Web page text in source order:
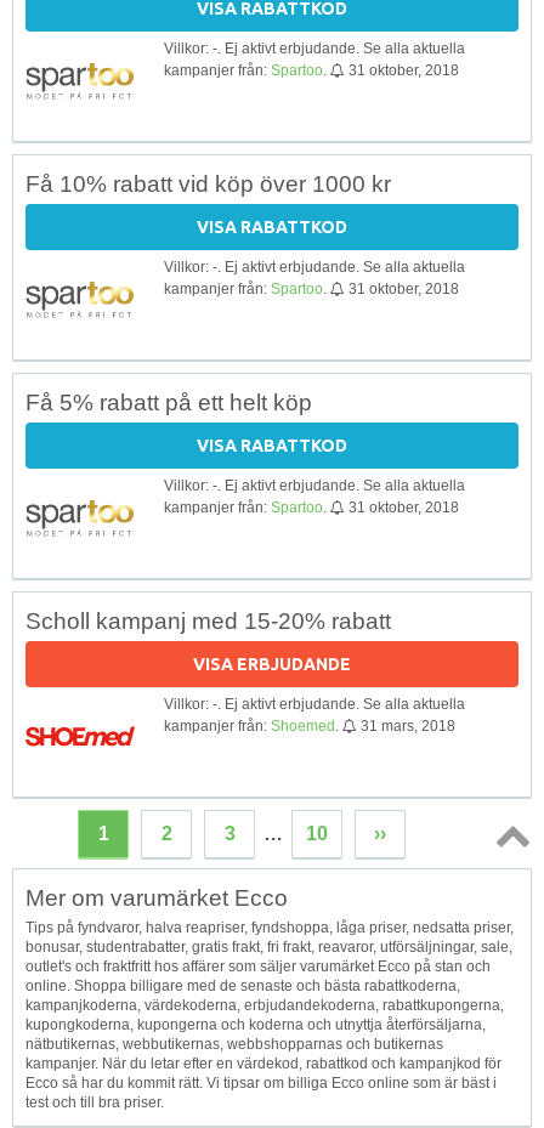
VISA RABATTKOD
Villkor: -. Ej aktivt erbjudande. Se alla aktuella
kampanjer från: Spartoo 31 oktober, 2018
Få 10% rabatt vid köp över 1000 kr
VISA RABATTKOD
Villkor: -. Ej aktivt erbjudande. Se alla aktuella
kampanjer från: Spartoo 31 oktober, 2018
Få 5% rabatt på ett helt köp
VISA RABATTKOD
Villkor: -. Ej aktivt erbjudande. Se alla aktuella
kampanjer från: Spartoo 31 oktober, 2018
Scholl kampanj med 15-20% rabatt
VISA ERBJUDANDE
Villkor: -. Ej aktivt erbjudande. Se alla aktuella
kampanjer från: Shoemed 31 mars, 2018
1 2 3 … 10 ››
Topp
Mer om varumärket Ecco
Tips på fyndvaror, halva reapriser, fyndshoppa, låga priser, nedsatta priser,
bonusar, studentrabatter, gratis frakt, fri frakt, reavaror, utförsäljningar, sale,
outlet's och fraktfritt hos affärer som säljer varumärket Ecco på stan och
online. Shoppa billigare med de senaste och bästa rabattkoderna,
kampanjkoderna, värdekoderna, erbjudandekoderna, rabattkupongerna,
kupongkoderna, kupongerna och koderna och utnyttja återförsäljarna,
nätbutikernas, webbutikernas, webbshopparnas och butikernas
kampanjer. När du letar efter en värdekod, rabattkod och kampanjkod för
Ecco så har du kommit rätt. Vi tipsar om billiga Ecco online som är bäst i
test och till bra priser.